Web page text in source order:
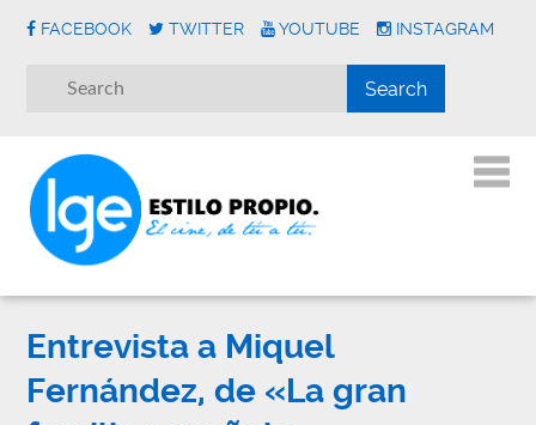
FACEBOOK TWITTER YOUTUBE INSTAGRAM
Entrevista a Miquel
Fernández, de «La gran